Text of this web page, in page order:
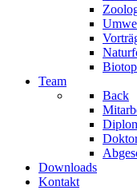
Team
Back
Downloads
Kontakt